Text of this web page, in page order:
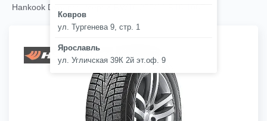
Ковров
ул. Тургенева 9, стр. 1
Ярославль
ул. Угличская 39К 2й эт.оф. 9
Hankook Dynapro I*cept X RW10 255/60 R18 108T